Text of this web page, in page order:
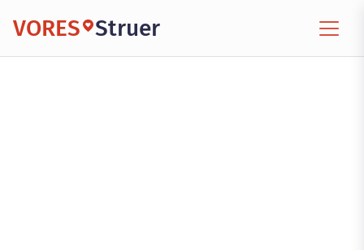
VORES Struer